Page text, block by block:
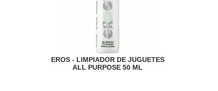
EROS - LIMPIADOR DE JUGUETES
ALL PURPOSE 50 ML